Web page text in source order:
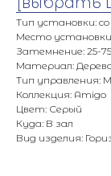
Тип установки:
Место
Затемнение: 25-
Материал:
Тип управления:
Коллекция: Amigo
Цвет: Серый
Куда: В зал
Вид изделия: